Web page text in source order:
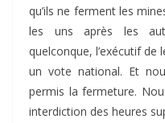
qu’ils ne ferment les
les uns après les
quelconque, l’exécutif de
un vote national. Et
permis la fermeture.
interdiction des heures